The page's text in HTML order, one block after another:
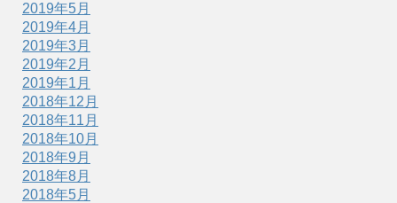
2019年5月
2019年4月
2019年3月
2019年2月
2019年1月
2018年12月
2018年11月
2018年10月
2018年9月
2018年8月
2018年5月